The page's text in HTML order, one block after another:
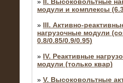
модули и комплексы
» III. Активно-
нагрузочные модули
0.8/0.85/0.9/0.95)
» IV. Реактивные
модули (только квар)
» V. Высоковольтные